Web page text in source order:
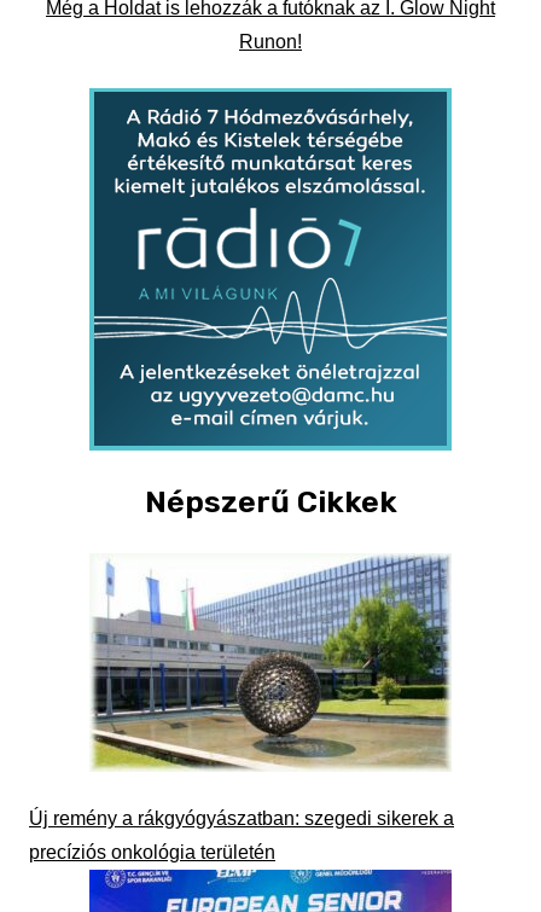
Még a Holdat is lehozzák a futóknak az I. Glow Night
Runon!
Népszerű Cikkek
Új remény a rákgyógyászatban: szegedi sikerek a
precíziós onkológia területén